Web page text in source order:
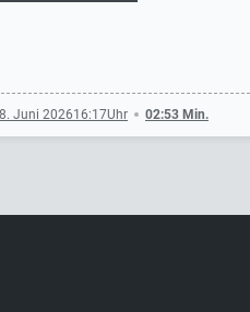
Juni 202616:17 02:53 Min.